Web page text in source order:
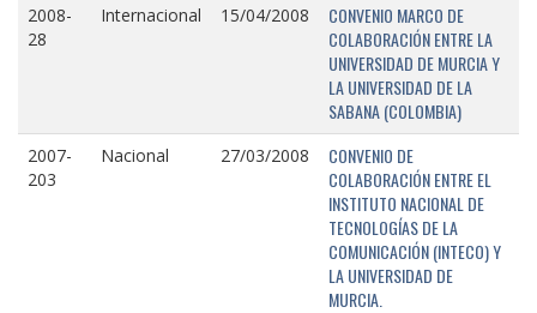
2008-
28
Internacional 15/04/2008
CONVENIO MARCO DE
COLABORACIÓN ENTRE LA
UNIVERSIDAD DE MURCIA Y
LA UNIVERSIDAD DE LA
SABANA (COLOMBIA)
2007-
203
Nacional 27/03/2008
CONVENIO DE
COLABORACIÓN ENTRE EL
INSTITUTO NACIONAL DE
TECNOLOGÍAS DE LA
COMUNICACIÓN (INTECO) Y
LA UNIVERSIDAD DE
MURCIA.